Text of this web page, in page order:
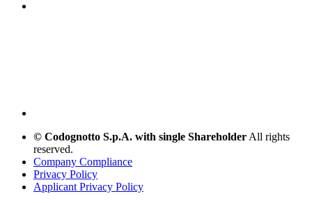
© Codognotto S.p.A. with single Shareholder All rights
reserved.
Company Compliance
Privacy Policy
Applicant Privacy Policy